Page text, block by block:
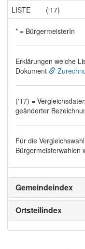
LISTE ('17)
* = BürgermeisterIn
Erklärungen welche
Dokument
('17) =
geänderter
Für die
Bürgermeisterwahlen
Gemeindeindex
Ortsteilindex